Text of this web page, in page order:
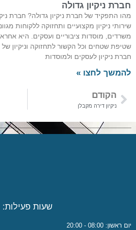
ניקיון גדולה
התפקיד של חברת ניקיון גדולה? חברת
ניקיון מקצועיים ותחזוקה ללקוחות
מוסדות ציבוריים ועסקים. היא אחראית
שטחים וכל הקשור לתחזוקה וניקיון של
ניקיון לעסקים ולמוסדות
לחצו »
הקודם
ניקיון דירה מקבלן
שעות פעילות:
08:00 - 20:00